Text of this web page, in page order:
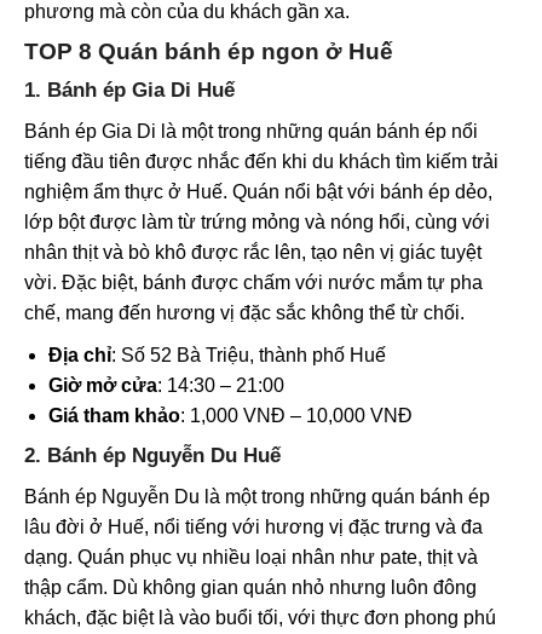
phương mà còn của du khách gần xa.
TOP 8 Quán bánh ép ngon ở Huế
1. Bánh ép Gia Di Huế
Bánh ép Gia Di là một trong những quán bánh ép nổi
tiếng đầu tiên được nhắc đến khi du khách tìm kiếm trải
nghiệm ẩm thực ở Huế. Quán nổi bật với bánh ép dẻo,
lớp bột được làm từ trứng mỏng và nóng hổi, cùng với
nhân thịt và bò khô được rắc lên, tạo nên vị giác tuyệt
vời. Đặc biệt, bánh được chấm với nước mắm tự pha
chế, mang đến hương vị đặc sắc không thể từ chối.
Địa chỉ: Số 52 Bà Triệu, thành phố Huế
Giờ mở cửa: 14:30 – 21:00
Giá tham khảo: 1,000 VNĐ – 10,000 VNĐ
2. Bánh ép Nguyễn Du Huế
Bánh ép Nguyễn Du là một trong những quán bánh ép
lâu đời ở Huế, nổi tiếng với hương vị đặc trưng và đa
dạng. Quán phục vụ nhiều loại nhân như pate, thịt và
thập cẩm. Dù không gian quán nhỏ nhưng luôn đông
khách, đặc biệt là vào buổi tối, với thực đơn phong phú